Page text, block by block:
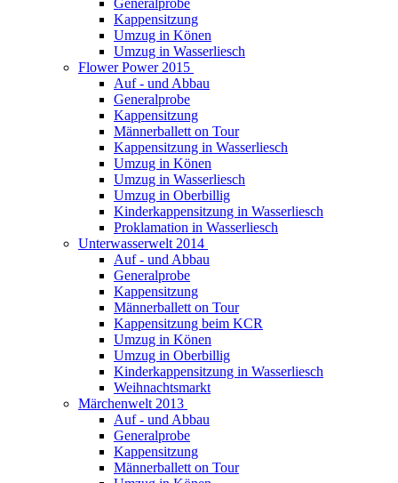
Generalprobe
Kappensitzung
Umzug in Könen
Umzug in Wasserliesch
Flower Power 2015
Auf - und Abbau
Generalprobe
Kappensitzung
Männerballett on Tour
Kappensitzung in Wasserliesch
Umzug in Könen
Umzug in Wasserliesch
Umzug in Oberbillig
Kinderkappensitzung in Wasserliesch
Proklamation in Wasserliesch
Unterwasserwelt 2014
Auf - und Abbau
Generalprobe
Kappensitzung
Männerballett on Tour
Kappensitzung beim KCR
Umzug in Könen
Umzug in Oberbillig
Kinderkappensitzung in Wasserliesch
Weihnachtsmarkt
Märchenwelt 2013
Auf - und Abbau
Generalprobe
Kappensitzung
Männerballett on Tour